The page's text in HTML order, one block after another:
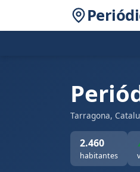
Tarragona,
2.460
habitantes